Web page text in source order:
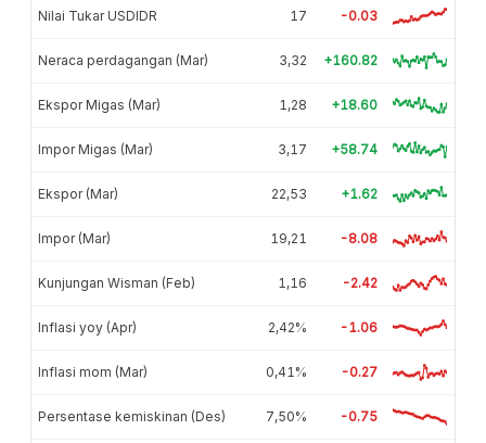
Nilai Tukar USDIDR 17 -0.03
Neraca perdagangan (Mar) 3,32 +160.82
Ekspor Migas (Mar) 1,28 +18.60
Impor Migas (Mar) 3,17 +58.74
Ekspor (Mar) 22,53 +1.62
Impor (Mar) 19,21 -8.08
Kunjungan Wisman (Feb) 1,16 -2.42
Inflasi yoy (Apr) 2,42% -1.06
Inflasi mom (Mar) 0,41% -0.27
Persentase kemiskinan (Des) 7,50% -0.75